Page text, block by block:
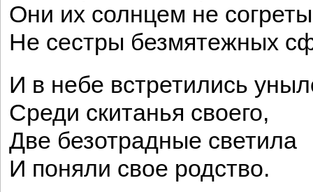
Они их солнцем не
Не сестры безмятежных
И в небе встретились
Среди скитанья своего,
Две безотрадные светила
И поняли свое родство.